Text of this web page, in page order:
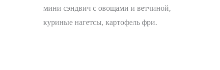
мини сэндвич с овощами и ветчиной,
куриные нагетсы, картофель фри.